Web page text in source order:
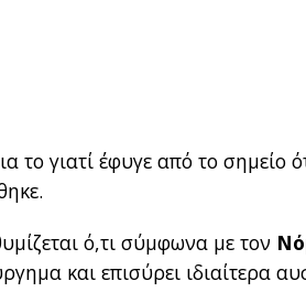
το γιατί έφυγε από το σημείο
ό,τι σύμφωνα με τον
και επισύρει ιδιαίτερα